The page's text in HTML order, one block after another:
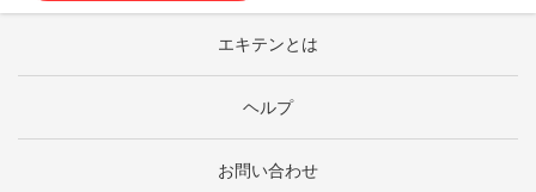
エキテンとは
ヘルプ
お問い合わせ